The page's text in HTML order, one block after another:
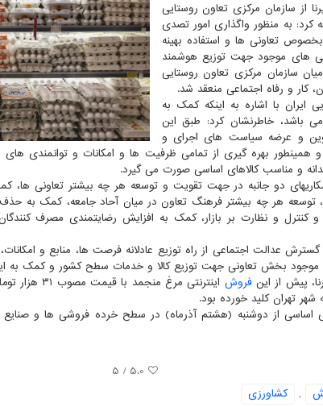
از سازمان مرکزی تعاون روستایی
کرد: به منظور واگذاری امور تصدی
تعاونی ها و استفاده بهینه
های موجود جهت توزیع هوشمند
سازمان مرکزی تعاون روستایی
کار و رفاه اجتماعی منعقد شد.
ایران با اشاره به اینکه کمک به
باشد، خاطرنشان کرد: طبق این
و عرضه سیاست های اجرای و
بهره گیری از تمامی ظرفیت ها و امکانات و توانمندی های
و مناسب کالاهای اساسی صورت می گیرد.
دو جانبه در جهت تقویت و توسعه هر چه بیشتر تعاونی
کشور، توسعه هر چه بیشتر فرهنگ تعاون در میان آحاد جامعه، کمک به
و کنترل و نظارت بر بازار، کمک به افزایش رضایتمندی مصرف
گسترش عدالت اجتماعی از راه توزیع عادلانه فرصت ها، منابع و
موجود بخش تعاونی جهت توزیع کالا و خدمات سطح کشور و کمک به
پیش از اینفروش
اساسی از دوشنبه (هشتم آذرماه) در سطح خرده فروشی ها و صنایع
5.0
/ 5
, كشاورزی